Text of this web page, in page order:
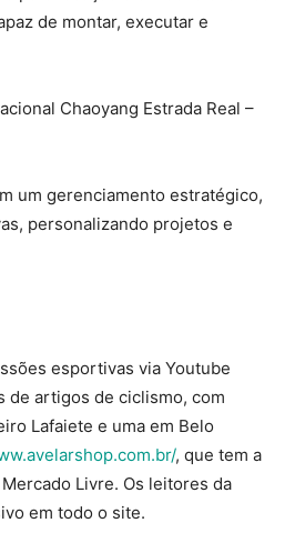
de montar, executar e
Chaoyang Estrada Real –
um gerenciamento estratégico,
personalizando projetos e
esportivas via Youtube
de artigos de ciclismo, com
Lafaiete e uma em Belo
, que tem a
Livre. Os leitores da
em todo o site.